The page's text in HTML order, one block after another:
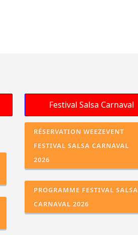
RÉSERVATION WEEZEVENT
FESTIVAL SALSA CARNAVAL
2026
PROGRAMME FESTIVAL SALSA
CARNAVAL 2026